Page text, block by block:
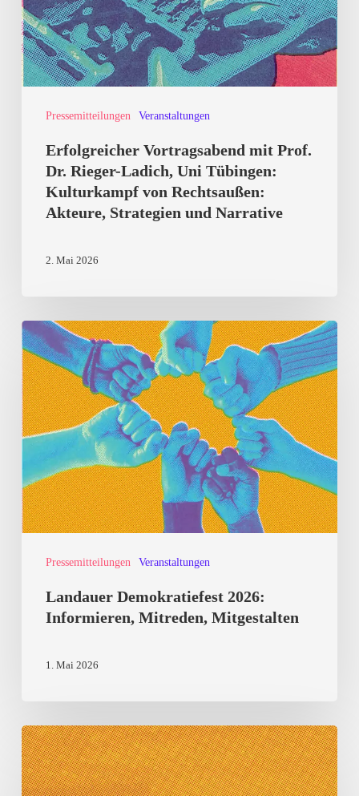
Pressemitteilungen Veranstaltungen
Rieger-
Ladich,
Uni
Tübingen:
Kulturkampf
Rechtsaußen:
Akteure,
Strategien
Erfolgreicher Vortragsabend mit Prof.
Dr. Rieger-Ladich, Uni Tübingen:
Kulturkampf von Rechtsaußen:
Akteure, Strategien und Narrative
2. Mai 2026
Pressemitteilungen Veranstaltungen
Landauer
Demokratiefest
2026:
Informieren,
Mitreden,
Mitgestalten
Landauer Demokratiefest 2026:
Informieren, Mitreden, Mitgestalten
1. Mai 2026
Kulturkampf
von
Rechtsaußen: